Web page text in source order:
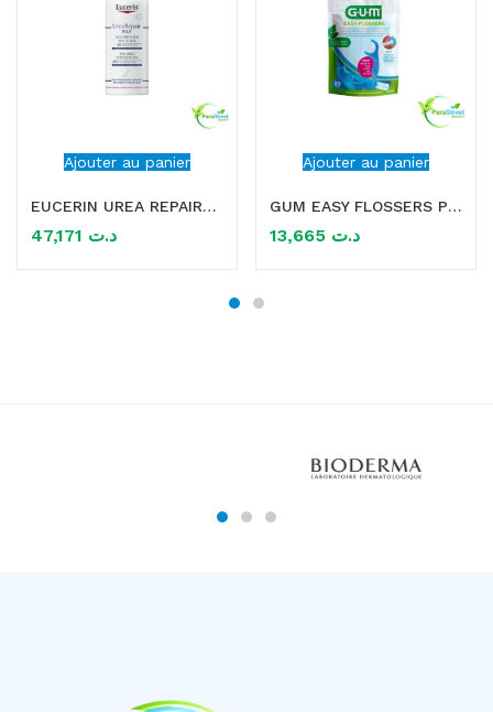
Ajouter au panier
EUCERIN UREA REPAIRE PLUS MOUSSE PIEDS 10% DUREE 150 ML
د.ت
Ajouter au panier
GUM EASY FLOSSERS PORTE FIL DENTAIRE 30PCS (890)
د.ت